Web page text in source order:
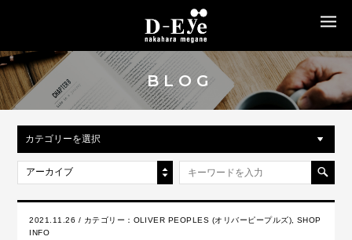
BLOG
カテゴリーを選択
アーカイブ
2021.11.26 / カテゴリー： OLIVER PEOPLES (オリバーピープルズ)
SHOP
INFO